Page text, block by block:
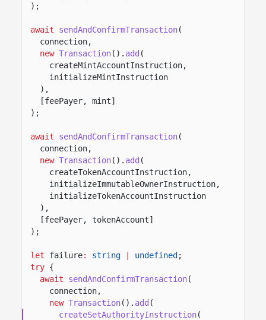
);
await sendAndConfirmTransaction(
connection,
new Transaction(). add (
createMintAccountInstruction,
initializeMintInstruction
),
[feePayer, mint]
);
await sendAndConfirmTransaction(
connection,
new Transaction(). add (
createTokenAccountInstruction,
initializeImmutableOwnerInstruction,
initializeTokenAccountInstruction
),
[feePayer, tokenAccount]
);
let failure: string undefined ;
try {
await
sendAndConfirmTransaction(
connection,
new Transaction(). add (
createSetAuthorityInstruction(